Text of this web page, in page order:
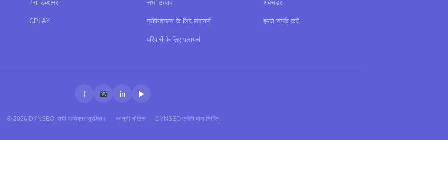
मेरा डिक्शनरी
CPLAY
सभी उत्पाद
प्रोफ़ेशनल्स के लिए फ़्लायर्स
परिवारों के लिए फ़्लायर्स
अंबेसडर
हमसे संपर्क करें
f in ▶
© 2026 DYNSEO. सभी अधिकार सुरक्षित। कानूनी नोटिस DYNSEO एजेंसी द्वारा निर्मित